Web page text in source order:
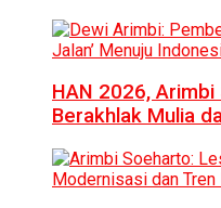
HAN 2026,
Berakhlak Mulia